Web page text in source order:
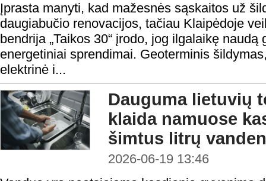
Įprasta manyti, kad mažesnės sąskaitos už
daugiabučio renovacijos, tačiau Klaipėdoje
bendrija „Taikos 30“ įrodo, jog ilgalaikę
energetiniai sprendimai. Geoterminis
elektrinė i...
Dauguma lietuvių
klaida namuose
šimtus litrų
2026-06-19 13:46